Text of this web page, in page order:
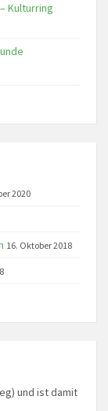
Kulturring
2020
16. Oktober 2018
und ist damit